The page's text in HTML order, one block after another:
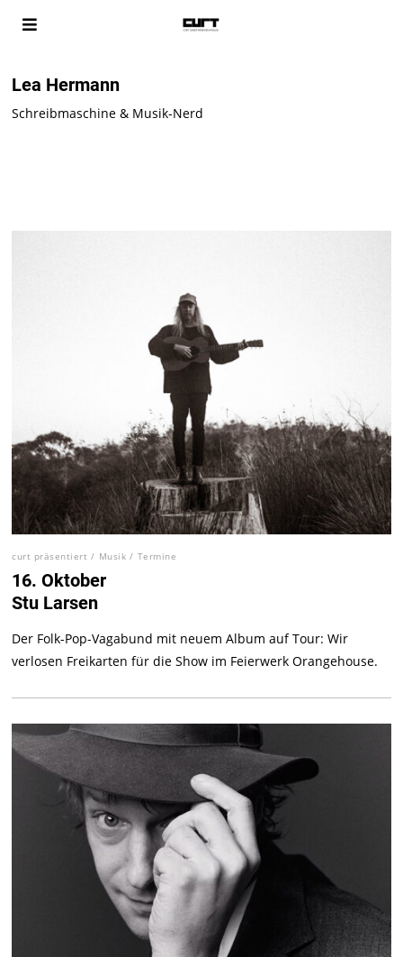
Lea Hermann
Schreibmaschine & Musik-Nerd
curt präsentiert / Musik / Termine
16. Oktober
Stu Larsen
Der Folk-Pop-Vagabund mit neuem Album auf Tour: Wir
verlosen Freikarten für die Show im Feierwerk Orangehouse.